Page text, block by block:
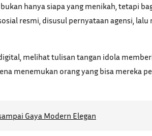
hanya siapa yang menikah, tetapi
resmi, disusul pernyataan agensi,
melihat tulisan tangan idola
menemukan orang yang bisa mereka
Gaya Modern Elegan